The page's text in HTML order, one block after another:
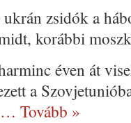
ukrán zsidók a
korábbi
éven át
a
… Tovább »